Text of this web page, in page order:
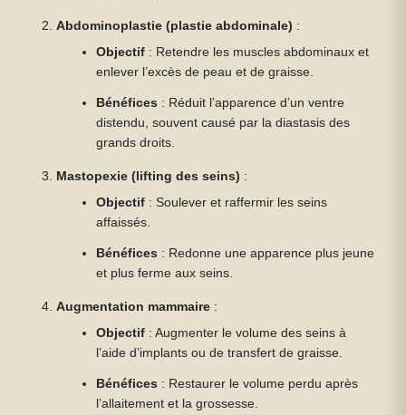
Abdominoplastie (plastie abdominale) :
Objectif : Retendre les muscles abdominaux et
enlever l’excès de peau et de graisse.
Bénéfices : Réduit l’apparence d’un ventre
distendu, souvent causé par la diastasis des
grands droits.
Mastopexie (lifting des seins) :
Objectif : Soulever et raffermir les seins
affaissés.
Bénéfices : Redonne une apparence plus jeune
et plus ferme aux seins.
Augmentation mammaire :
Objectif : Augmenter le volume des seins à
l’aide d’implants ou de transfert de graisse.
Bénéfices : Restaurer le volume perdu après
l’allaitement et la grossesse.